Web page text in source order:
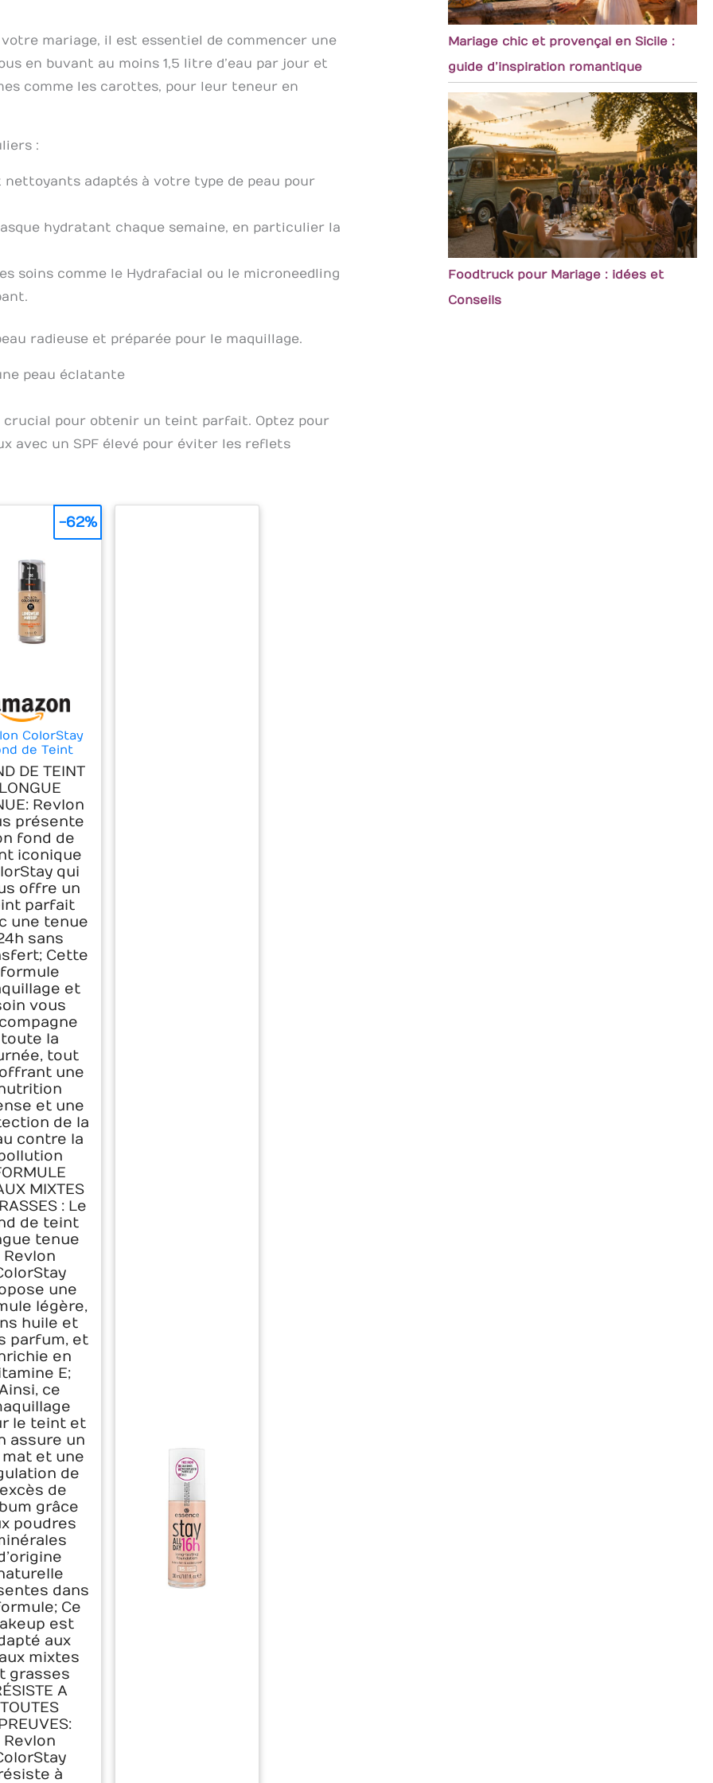
mariage, il est essentiel de commencer une
en buvant au moins 1,5 litre d’eau par jour et
comme les carottes, pour leur teneur en
:
nettoyants adaptés à votre type de peau pour
hydratant chaque semaine, en particulier la
soins comme le Hydrafacial ou le microneedling
radieuse et préparée pour le maquillage.
peau éclatante
crucial pour obtenir un teint parfait. Optez pour
avec un SPF élevé pour éviter les reflets
ColorStay
de Teint
24H, 180
Beige 30 ml
DE TEINT
LONGUE
Revlon
présente
fond de
iconique
qui
offre un
parfait
une tenue
sans
Cette
formule
et
vous
toute la
tout
une
et une
de la
contre la
MIXTES
: Le
de teint
tenue
Revlon
une
légère,
huile et
parfum, et
en
E;
ce
le teint et
assure un
et une
de
de
grâce
poudres
dans
Ce
est
aux
mixtes
grasses
A
TOUTES
Revlon
à
-62%
Mariage chic et provençal en Sicile :
guide d’inspiration romantique
Foodtruck pour Mariage : idées et
Conseils